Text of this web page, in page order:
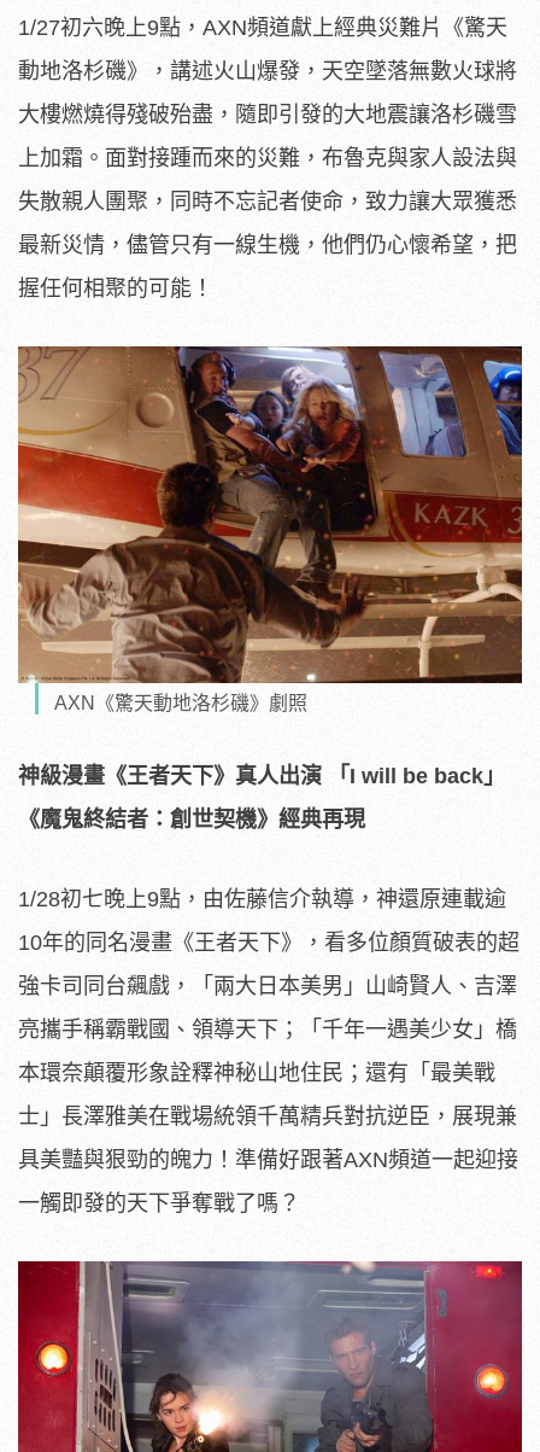
1/27初六晚上9點，AXN頻道獻上經典災難片《驚天
動地洛杉磯》，講述火山爆發，天空墜落無數火球將
大樓燃燒得殘破殆盡，隨即引發的大地震讓洛杉磯雪
上加霜。面對接踵而來的災難，布魯克與家人設法與
失散親人團聚，同時不忘記者使命，致力讓大眾獲悉
最新災情，儘管只有一線生機，他們仍心懷希望，把
握任何相聚的可能！
AXN《驚天動地洛杉磯》劇照
神級漫畫《王者天下》真人出演 「 I will be back 」
《魔鬼終結者：創世契機》經典再現
1/28初七晚上9點，由佐藤信介執導，神還原連載逾
10年的同名漫畫《王者天下》，看多位顏質破表的超
強卡司同台飆戲，「兩大日本美男」山崎賢人、吉澤
亮攜手稱霸戰國、領導天下；「千年一遇美少女」橋
本環奈顛覆形象詮釋神秘山地住民；還有「最美戰
士」長澤雅美在戰場統領千萬精兵對抗逆臣，展現兼
具美豔與狠勁的魄力！準備好跟著AXN頻道一起迎接
一觸即發的天下爭奪戰了嗎？